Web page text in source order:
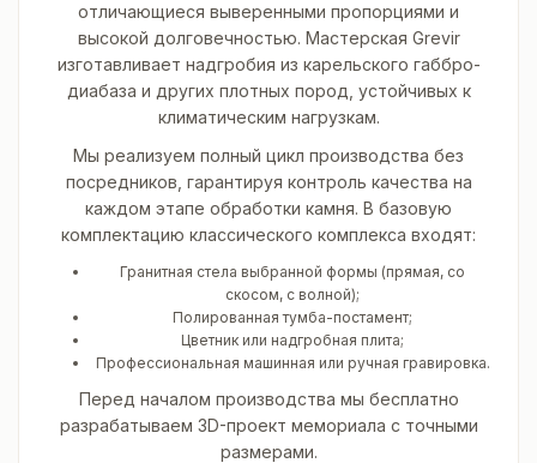
отличающиеся выверенными пропорциями и
высокой долговечностью. Мастерская Grevir
изготавливает надгробия из карельского габбро-
диабаза и других плотных пород, устойчивых к
климатическим нагрузкам.
Мы реализуем полный цикл производства без
посредников, гарантируя контроль качества на
каждом этапе обработки камня. В базовую
комплектацию классического комплекса входят:
Гранитная стела выбранной формы (прямая, со
скосом, с волной);
Полированная тумба-постамент;
Цветник или надгробная плита;
Профессиональная машинная или ручная гравировка.
Перед началом производства мы бесплатно
разрабатываем 3D-проект мемориала с точными
размерами.